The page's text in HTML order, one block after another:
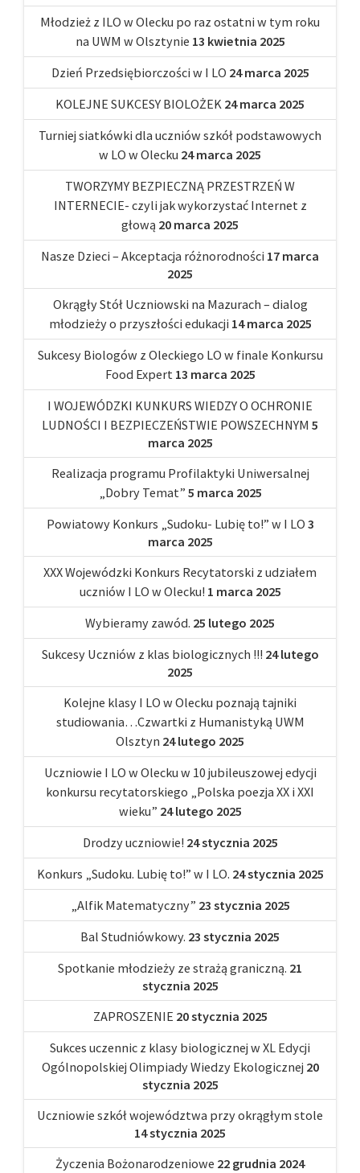
Młodzież z ILO w Olecku po raz ostatni w tym roku
na UWM w Olsztynie 13 kwietnia 2025
Dzień Przedsiębiorczości w I LO 24 marca 2025
KOLEJNE SUKCESY BIOLOŻEK 24 marca 2025
Turniej siatkówki dla uczniów szkół podstawowych
w LO w Olecku 24 marca 2025
TWORZYMY BEZPIECZNĄ PRZESTRZEŃ W
INTERNECIE- czyli jak wykorzystać Internet z
głową 20 marca 2025
Nasze Dzieci – Akceptacja różnorodności 17 marca
2025
Okrągły Stół Uczniowski na Mazurach – dialog
młodzieży o przyszłości edukacji 14 marca 2025
Sukcesy Biologów z Oleckiego LO w finale Konkursu
Food Expert 13 marca 2025
I WOJEWÓDZKI KUNKURS WIEDZY O OCHRONIE
LUDNOŚCI I BEZPIECZEŃSTWIE POWSZECHNYM 5
marca 2025
Realizacja programu Profilaktyki Uniwersalnej
„Dobry Temat” 5 marca 2025
Powiatowy Konkurs „Sudoku- Lubię to!” w I LO 3
marca 2025
XXX Wojewódzki Konkurs Recytatorski z udziałem
uczniów I LO w Olecku! 1 marca 2025
Wybieramy zawód. 25 lutego 2025
Sukcesy Uczniów z klas biologicznych !!! 24 lutego
2025
Kolejne klasy I LO w Olecku poznają tajniki
studiowania…Czwartki z Humanistyką UWM
Olsztyn 24 lutego 2025
Uczniowie I LO w Olecku w 10 jubileuszowej edycji
konkursu recytatorskiego „Polska poezja XX i XXI
wieku” 24 lutego 2025
Drodzy uczniowie! 24 stycznia 2025
Konkurs „Sudoku. Lubię to!” w I LO. 24 stycznia 2025
„Alfik Matematyczny” 23 stycznia 2025
Bal Studniówkowy. 23 stycznia 2025
Spotkanie młodzieży ze strażą graniczną. 21
stycznia 2025
ZAPROSZENIE 20 stycznia 2025
Sukces uczennic z klasy biologicznej w XL Edycji
Ogólnopolskiej Olimpiady Wiedzy Ekologicznej 20
stycznia 2025
Uczniowie szkół województwa przy okrągłym stole
14 stycznia 2025
Życzenia Bożonarodzeniowe 22 grudnia 2024